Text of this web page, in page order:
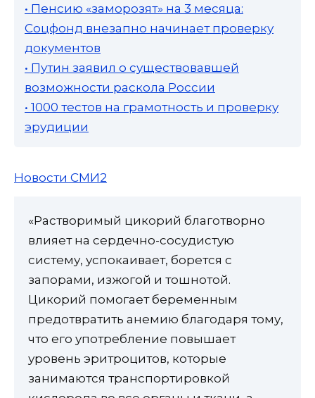
• Пенсию «заморозят» на 3 месяца:
Соцфонд внезапно начинает проверку
документов
• Путин заявил о существовавшей
возможности раскола России
• 1000 тестов на грамотность и проверку
эрудиции
Новости СМИ2
«Растворимый цикорий благотворно
влияет на сердечно-сосудистую
систему, успокаивает, борется с
запорами, изжогой и тошнотой.
Цикорий помогает беременным
предотвратить анемию благодаря тому,
что его употребление повышает
уровень эритроцитов, которые
занимаются транспортировкой